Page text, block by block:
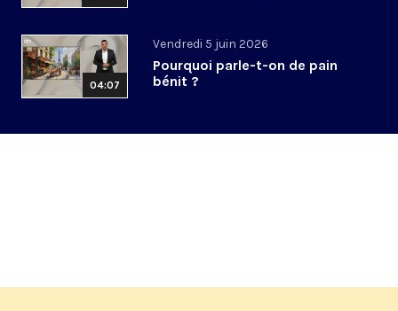
04:07
Vendredi 5 juin 2026
Pourquoi parle-t-on de pain
bénit ?